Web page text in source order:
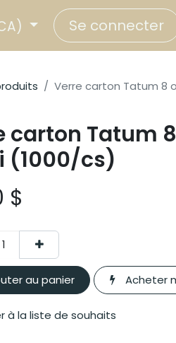
Se connecter
Verre carton Tatum 8
carton Tatum
(1000/cs)
$
au panier Acheter
à la liste de souhaits